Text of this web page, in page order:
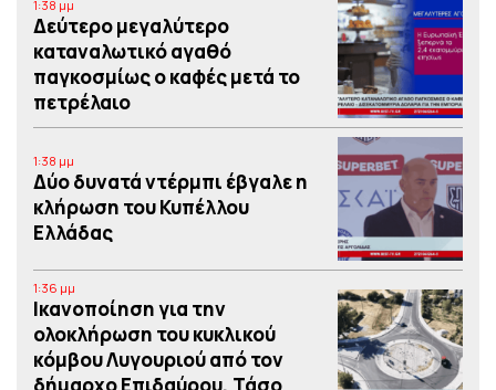
1:38 μμ
Δεύτερο μεγαλύτερο
καταναλωτικό αγαθό
παγκοσμίως ο καφές μετά το
πετρέλαιο
1:38 μμ
Δύο δυνατά ντέρμπι έβγαλε η
κλήρωση του Κυπέλλου
Ελλάδας
1:36 μμ
Iκανοποίηση για την
ολοκλήρωση του κυκλικού
κόμβου Λυγουριού από τον